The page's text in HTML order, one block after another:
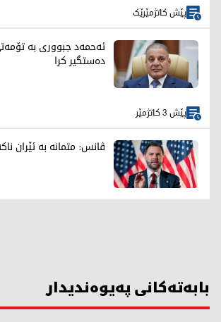
پێش کاتژمێرێک
ئەحمەد جبووری بە
دەستگیر کرا
پێش 3 کاتژمێر
ڤانس: متمانە بە ئێران
بابەتەکانی پەیوەندیدار